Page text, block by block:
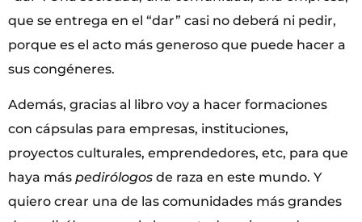
que se entrega en el “dar” casi no deberá ni pedir,
porque es el acto más generoso que puede hacer a
sus congéneres.
Además, gracias al libro voy a hacer formaciones
con cápsulas para empresas, instituciones,
proyectos culturales, emprendedores, etc, para que
haya más pedirólogos de raza en este mundo. Y
quiero crear una de las comunidades más grandes